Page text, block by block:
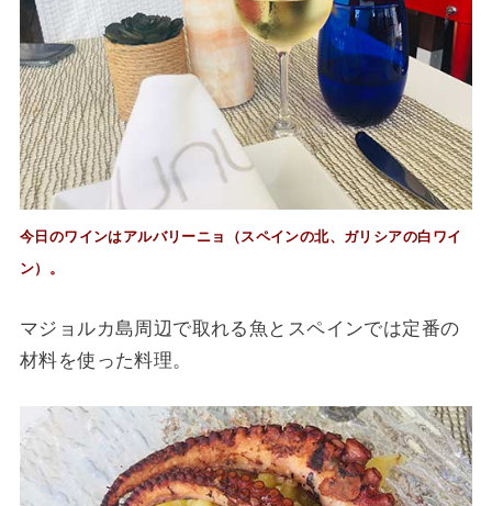
今日のワインはアルバリーニョ（スペインの北、ガリシアの白ワイ
ン）。
マジョルカ島周辺で取れる魚とスペインでは定番の
材料を使った料理。